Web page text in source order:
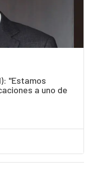
"Estamos
a uno de